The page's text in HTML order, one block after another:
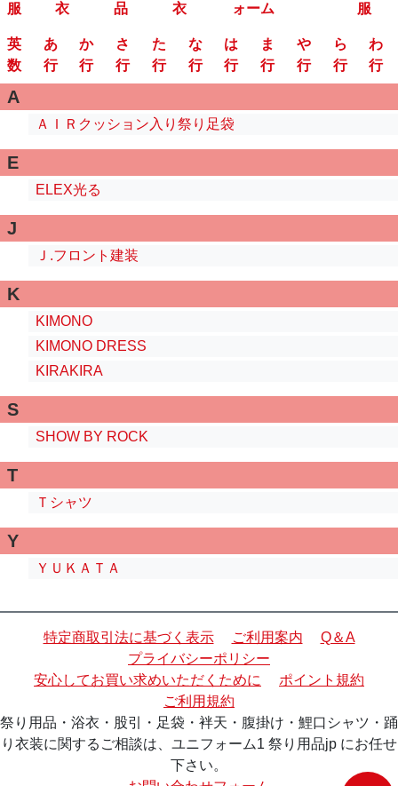
服
衣
品
衣
ォーム
服
英
数
あ
行
か
行
さ
行
た
行
な
行
は
行
ま
行
や
行
ら
行
わ
行
A
ＡＩＲクッション入り祭り足袋
E
ELEX光る
J
Ｊ.フロント建装
K
KIMONO
KIMONO DRESS
KIRAKIRA
S
SHOW BY ROCK
T
Ｔシャツ
Y
ＹＵＫＡＴＡ
特定商取引法に基づく表示 ご利用案内
Q＆A
プライバシーポリシー
安心してお買い求めいただくために
ポイント規約
ご利用規約
祭り用品・浴衣・股引・足袋・袢天・腹掛け・鯉口シャツ・踊
り衣装に関するご相談は、ユニフォーム1 祭り用品jp にお任せ
下さい。